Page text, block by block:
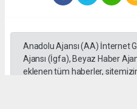
Anadolu Ajansı (AA) İnternet
Ajansı (İgfa), Beyaz Haber
eklenen tüm haberler,